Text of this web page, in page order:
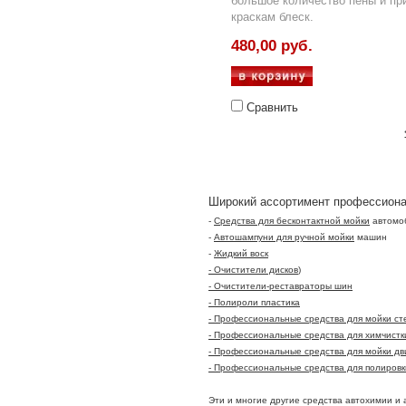
краскам блеск.
480,00 руб.
Сравнить
Широкий ассортимент
- Средства для бесконтактной мойки
- Автошампуни для ручной мойки машин
- Жидкий воск
- Очистители дисков)
- Очистители-реставраторы шин
- Полироли пластика
- Профессиональные средства для мойки
- Профессиональные средства для
- Профессиональные средства для мойки
- Профессиональные средства для
Эти и многие другие средства автохимии